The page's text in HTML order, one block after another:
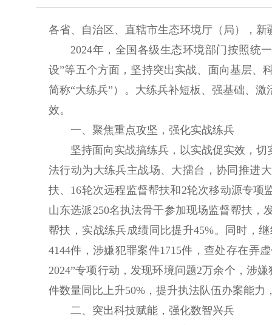
各省、自治区、直辖市生态环境厅（局），
2024年，全国各级生态环境部门按照统一
设”等五个方面，坚持突出实战、面向基层、
简称“大练兵”）。大练兵补短板、强基础、
效。
一、聚焦重点攻坚，强化实战练兵
坚持面向实战搞练兵，以实战促实效，切
法行动为大练兵主战场、大擂台，协同推进
扶、16轮次远程监督帮扶和2轮次移动源专
山东选派250名执法骨干参加现场监督帮扶，
帮扶，实战练兵成绩同比提升45%。同时，
4144件，涉嫌犯罪案件1715件，查处存在弄
2024”专项行动，发现环境问题2万余个，涉
件数量同比上升50%，提升执法队伍办案能力
二、突出科技赋能，强化数智兴兵